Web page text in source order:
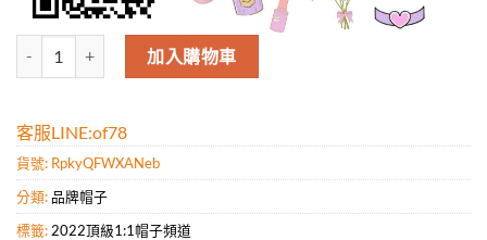
高仿Gucci X The North Face聯名系列印花棒球帽，最新印花元素，
加入購物車
客服LINE:of78
貨號: RpkyQFWXANeb
分類: 品牌帽子
標籤: 2022頂級1:1帽子頻道